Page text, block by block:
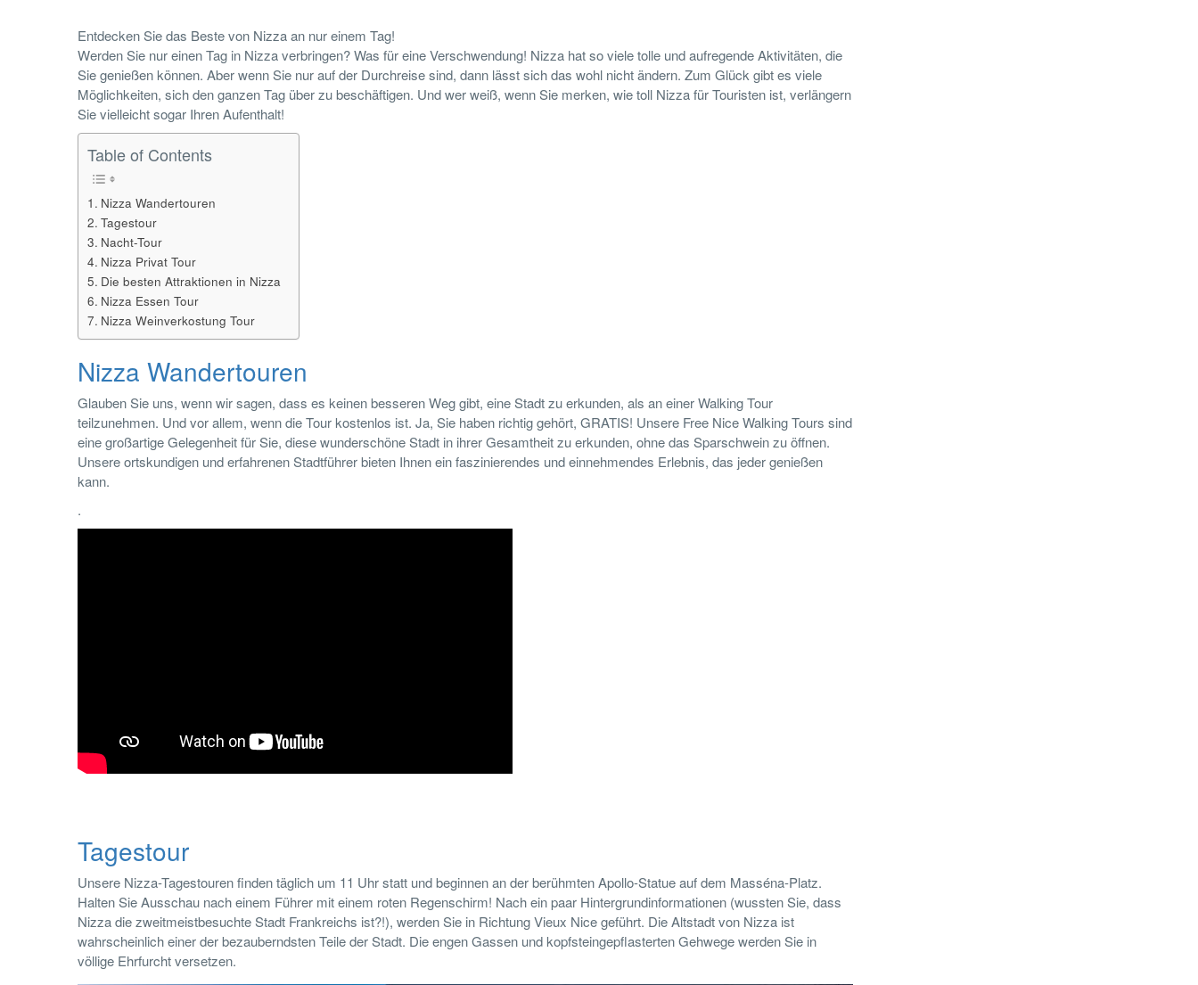
Entdecken Sie das Beste von Nizza an nur einem Tag!
Werden Sie nur einen Tag in Nizza verbringen? Was für eine Verschwendung! Nizza hat so viele tolle und aufregende Aktivitäten, die
Sie genießen können. Aber wenn Sie nur auf der Durchreise sind, dann lässt sich das wohl nicht ändern. Zum Glück gibt es viele
Möglichkeiten, sich den ganzen Tag über zu beschäftigen. Und wer weiß, wenn Sie merken, wie toll Nizza für Touristen ist, verlängern
Sie vielleicht sogar Ihren Aufenthalt!
Table of Contents
Nizza Wandertouren
Tagestour
Nacht-Tour
Nizza Privat Tour
Die besten Attraktionen in Nizza
Nizza Essen Tour
Nizza Weinverkostung Tour
Nizza Wandertouren
Glauben Sie uns, wenn wir sagen, dass es keinen besseren Weg gibt, eine Stadt zu erkunden, als an einer Walking Tour
teilzunehmen. Und vor allem, wenn die Tour kostenlos ist. Ja, Sie haben richtig gehört, GRATIS! Unsere Free Nice Walking Tours sind
eine großartige Gelegenheit für Sie, diese wunderschöne Stadt in ihrer Gesamtheit zu erkunden, ohne das Sparschwein zu öffnen.
Unsere ortskundigen und erfahrenen Stadtführer bieten Ihnen ein faszinierendes und einnehmendes Erlebnis, das jeder genießen
kann.
.
Tagestour
Unsere Nizza-Tagestouren finden täglich um 11 Uhr statt und beginnen an der berühmten Apollo-Statue auf dem Masséna-Platz.
Halten Sie Ausschau nach einem Führer mit einem roten Regenschirm! Nach ein paar Hintergrundinformationen (wussten Sie, dass
Nizza die zweitmeistbesuchte Stadt Frankreichs ist?!), werden Sie in Richtung Vieux Nice geführt. Die Altstadt von Nizza ist
wahrscheinlich einer der bezauberndsten Teile der Stadt. Die engen Gassen und kopfsteingepflasterten Gehwege werden Sie in
völlige Ehrfurcht versetzen.